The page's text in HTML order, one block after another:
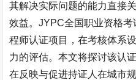
其解决实际问题的能力直接
效益。JYPC全国职业资格考
程师认证项目，在考核体系
力的评估。本文将探讨该认
在反映与促进持证人在城市